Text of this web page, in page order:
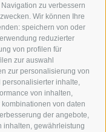
zu verbessern
Wir können Ihre
speichern von oder
reduzierter
von profilen für
zur auswahl
zur personalisierung von
inhalte,
von inhalten,
von daten
der angebote,
inhalten, gewährleistung